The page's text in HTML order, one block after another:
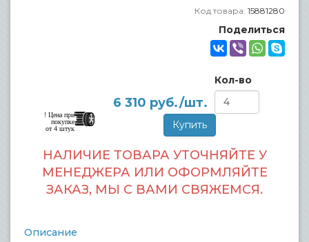
Код товара: 15881280
Поделиться
! Цена при
покупке
от 4 штук
6 310 руб./шт.
Кол-во
НАЛИЧИЕ ТОВАРА УТОЧНЯЙТЕ У
МЕНЕДЖЕРА ИЛИ ОФОРМЛЯЙТЕ
ЗАКАЗ, МЫ С ВАМИ СВЯЖЕМСЯ.
Описание